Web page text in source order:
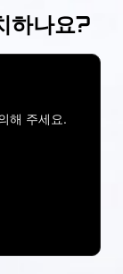
하나요?
해 주세요.